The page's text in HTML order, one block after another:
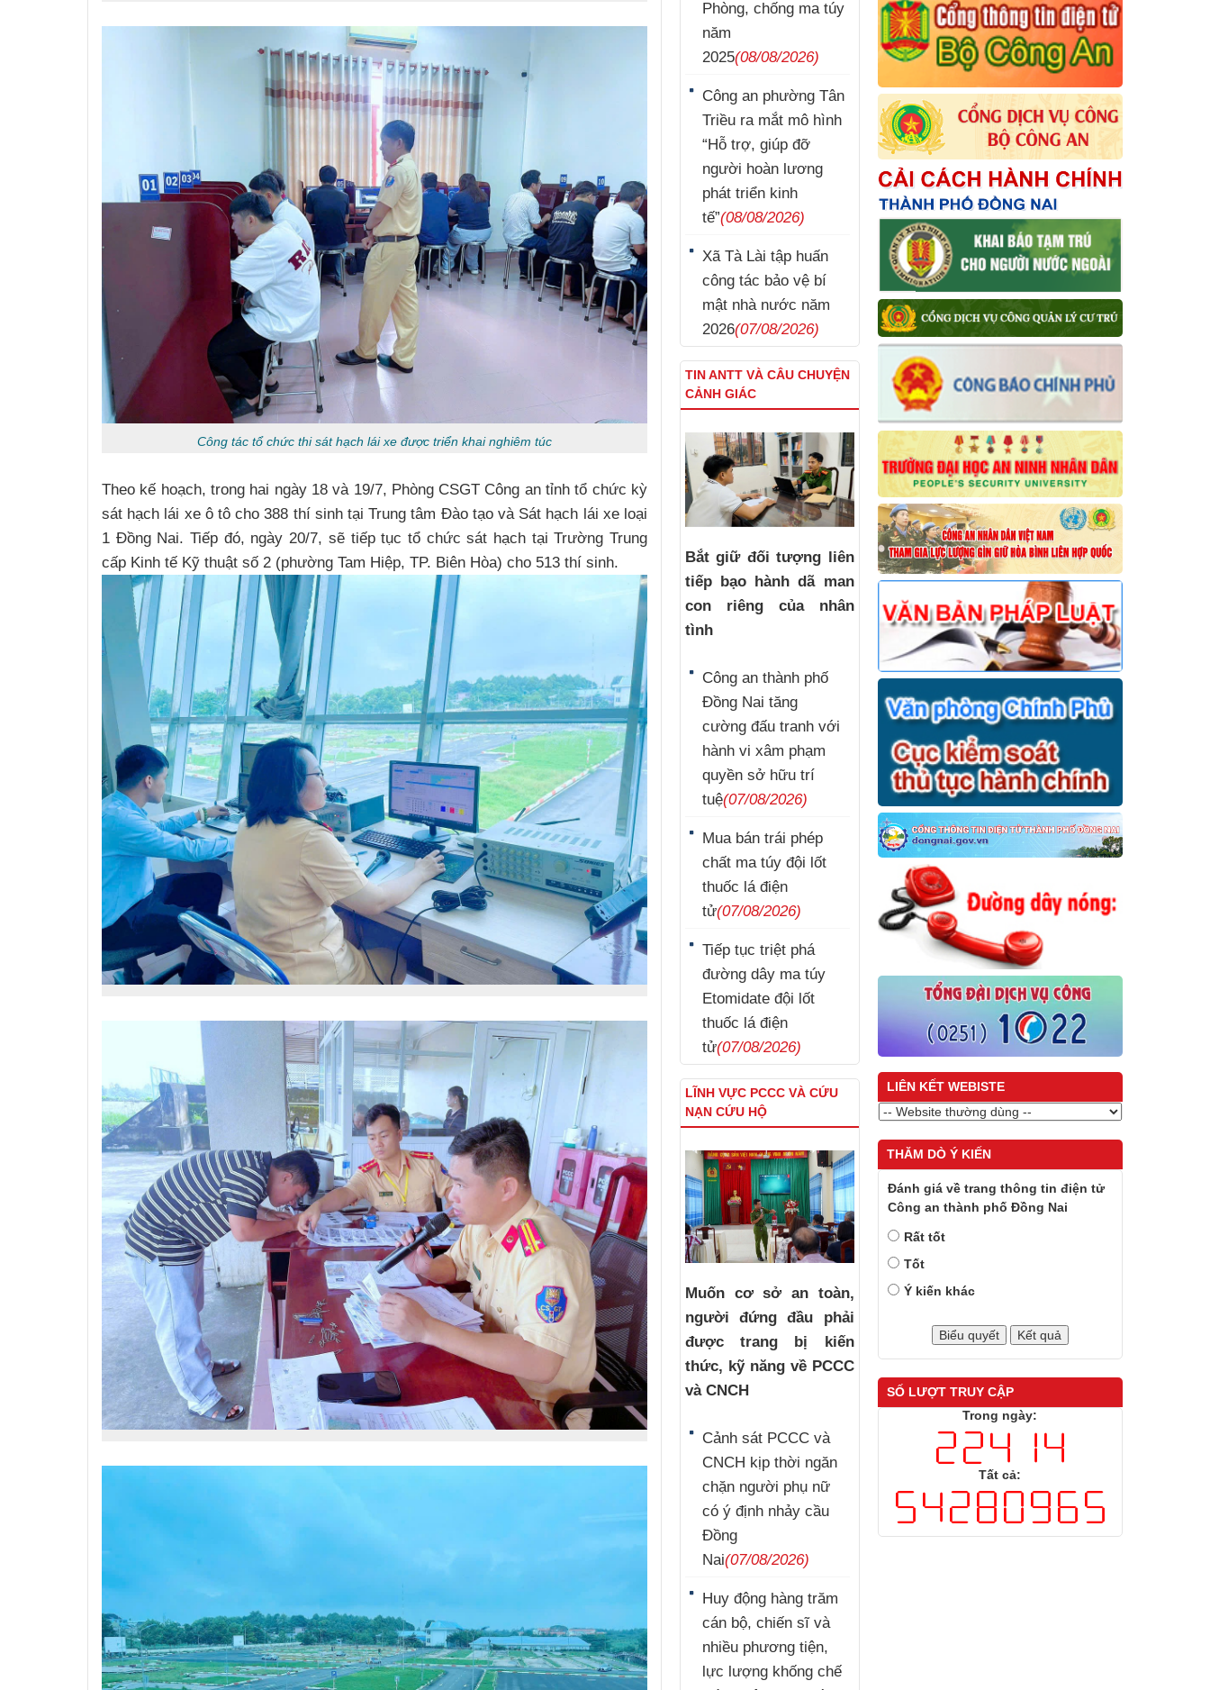
Công tác tổ chức thi sát hạch lái xe được triển khai nghiêm túc
Theo kế hoạch, trong hai ngày 18 và 19/7, Phòng CSGT Công an tỉnh tổ chức kỳ
sát hạch lái xe ô tô cho 388 thí sinh tại Trung tâm Đào tạo và Sát hạch lái xe loại
1 Đồng Nai. Tiếp đó, ngày 20/7, sẽ tiếp tục tổ chức sát hạch tại Trường Trung
cấp Kinh tế Kỹ thuật số 2 (phường Tam Hiệp, TP. Biên Hòa) cho 513 thí sinh.
Phòng, chống ma túy
năm
2025(08/08/2026)
Công an phường Tân
Triều ra mắt mô hình
“Hỗ trợ, giúp đỡ
người hoàn lương
phát triển kinh
tế”(08/08/2026)
Xã Tà Lài tập huấn
công tác bảo vệ bí
mật nhà nước năm
2026(07/08/2026)
TIN ANTT VÀ CÂU CHUYỆN
CẢNH GIÁC
Bắt giữ đối tượng liên
tiếp bạo hành dã man
con riêng của nhân
tình
Công an thành phố
Đồng Nai tăng
cường đấu tranh với
hành vi xâm phạm
quyền sở hữu trí
tuệ(07/08/2026)
Mua bán trái phép
chất ma túy đội lốt
thuốc lá điện
tử(07/08/2026)
Tiếp tục triệt phá
đường dây ma túy
Etomidate đội lốt
thuốc lá điện
tử(07/08/2026)
LĨNH VỰC PCCC VÀ CỨU
NẠN CỨU HỘ
Muốn cơ sở an toàn,
người đứng đầu phải
được trang bị kiến
thức, kỹ năng về PCCC
và CNCH
Cảnh sát PCCC và
CNCH kịp thời ngăn
chặn người phụ nữ
có ý định nhảy cầu
Đồng
Nai(07/08/2026)
Huy động hàng trăm
cán bộ, chiến sĩ và
nhiều phương tiện,
lực lượng khống chế
LIÊN KẾT WEBISTE
THĂM DÒ Ý KIẾN
Đánh giá về trang thông tin điện tử
Công an thành phố Đồng Nai
Rất tốt
Tốt
Ý kiến khác
SỐ LƯỢT TRUY CẬP
Trong ngày:
Tất cả: